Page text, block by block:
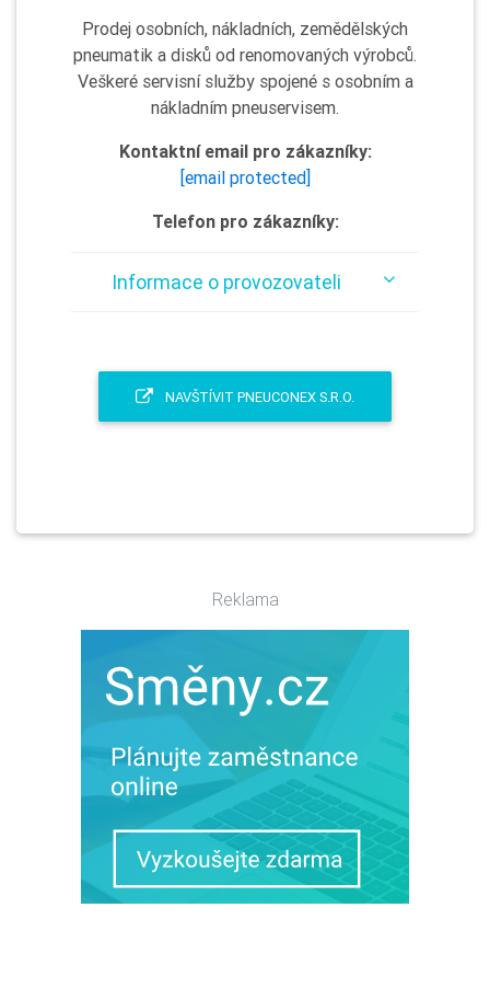
Prodej osobních, nákladních, zemědělských
pneumatik a disků od renomovaných výrobců.
Veškeré servisní služby spojené s osobním a
nákladním pneuservisem.
Kontaktní email pro zákazníky:
[email protected]
Telefon pro zákazníky:
Informace o provozovateli
NAVŠTÍVIT PNEUCONEX S.R.O.
Reklama